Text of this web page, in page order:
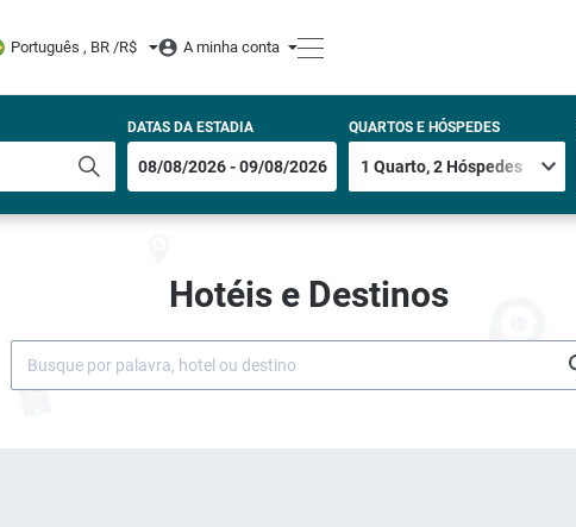
Português , BR /R$ A minha conta
DATAS DA ESTADIA QUARTOS E HÓSPEDES
Hotéis e Destinos